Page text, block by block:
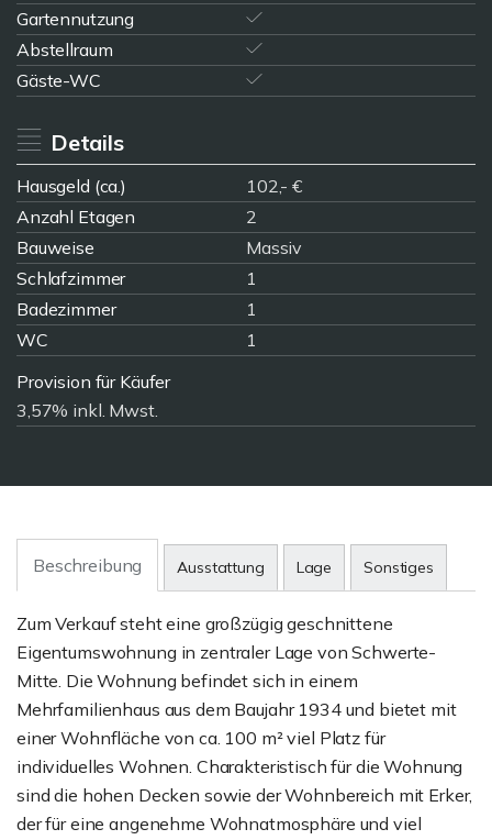
Gartennutzung
Abstellraum
Gäste-WC
Details
Hausgeld (ca.)
102,- €
Anzahl Etagen
2
Bauweise
Massiv
Schlafzimmer
1
Badezimmer
1
WC
1
Provision für Käufer
3,57% inkl. Mwst.
Beschreibung Ausstattung Lage Sonstiges
Zum Verkauf steht eine großzügig geschnittene
Eigentumswohnung in zentraler Lage von Schwerte-
Mitte. Die Wohnung befindet sich in einem
Mehrfamilienhaus aus dem Baujahr 1934 und bietet mit
einer Wohnfläche von ca. 100 m² viel Platz für
individuelles Wohnen. Charakteristisch für die Wohnung
sind die hohen Decken sowie der Wohnbereich mit Erker,
der für eine angenehme Wohnatmosphäre und viel